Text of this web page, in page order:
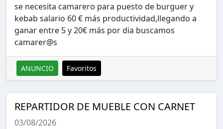
se necesita camarero para puesto de burguer y
kebab salario 60 € más productividad,llegando a
ganar entre 5 y 20€ más por dia buscamos
camarer@s
ANUNCIO Favoritos
REPARTIDOR DE MUEBLE CON CARNET
03/08/2026